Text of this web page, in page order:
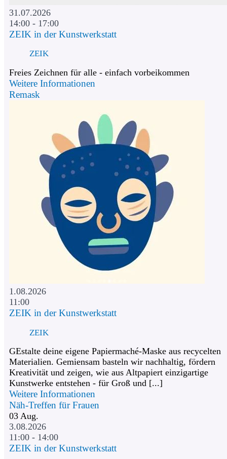
31.07.2026
14:00 - 17:00
ZEIK in der Kunstwerkstatt
ZEIK
Freies Zeichnen für alle - einfach vorbeikommen
Weitere Informationen
Remask
1.08.2026
11:00
ZEIK in der Kunstwerkstatt
ZEIK
GEstalte deine eigene Papiermaché-Maske aus recycelten
Materialien. Gemiensam basteln wir nachhaltig, fördern
Kreativität und zeigen, wie aus Altpapiert einzigartige
Kunstwerke entstehen - für Groß und [...]
Weitere Informationen
Näh-Treffen für Frauen
03 Aug.
3.08.2026
11:00 - 14:00
ZEIK in der Kunstwerkstatt